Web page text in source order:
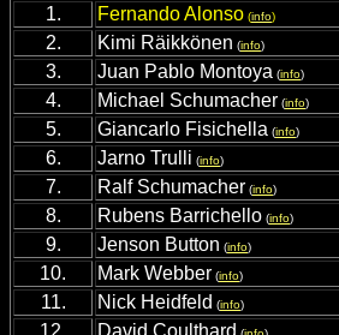
1. Fernando Alonso (info)
2.
Kimi Räikkönen (info)
3.
Juan Pablo Montoya (info)
4.
Michael Schumacher (info)
5.
Giancarlo Fisichella (info)
6.
Jarno Trulli (info)
7.
Ralf Schumacher (info)
8.
Rubens Barrichello (info)
9.
Jenson Button (info)
10.
Mark Webber (info)
11.
Nick Heidfeld (info)